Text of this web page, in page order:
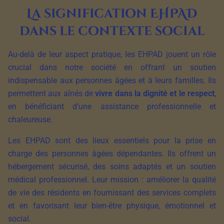
La signification EHPAD
dans le contexte social
Au-delà de leur aspect pratique, les EHPAD jouent un rôle
crucial dans notre société en offrant un soutien
indispensable aux personnes âgées et à leurs familles. Ils
permettent aux aînés devivre dans la dignité et le respect,
en bénéficiant d’une assistance professionnelle et
chaleureuse.
Les EHPAD sont des lieux essentiels pour la prise en
charge des personnes âgées dépendantes. Ils offrent un
hébergement sécurisé, des soins adaptés et un soutien
médical professionnel. Leur mission : améliorer la qualité
de vie des résidents en fournissant des services complets
et en favorisant leur bien-être physique, émotionnel et
social.